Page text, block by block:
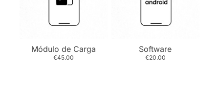
Módulo de Carga
€45.00
Software
€20.00